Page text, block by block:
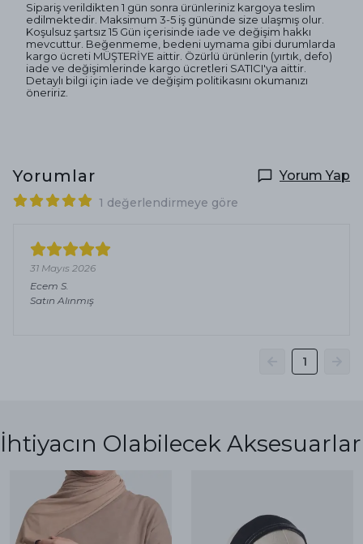
Sipariş verildikten 1 gün sonra ürünleriniz kargoya teslim
edilmektedir. Maksimum 3-5 iş gününde size ulaşmış olur.
Koşulsuz şartsız 15 Gün içerisinde iade ve değişim hakkı
mevcuttur. Beğenmeme, bedeni uymama gibi durumlarda
kargo ücreti MÜŞTERİYE aittir. Özürlü ürünlerin (yırtık, defo)
iade ve değişimlerinde kargo ücretleri SATICI'ya aittir.
Detaylı bilgi için iade ve değişim politikasını okumanızı
öneririz.
Yorumlar Yorum Yap
1 değerlendirmeye göre
31 Mayıs 2026
Ecem S.
Satın Alınmış
1
İhtiyacın Olabilecek Aksesuarlar